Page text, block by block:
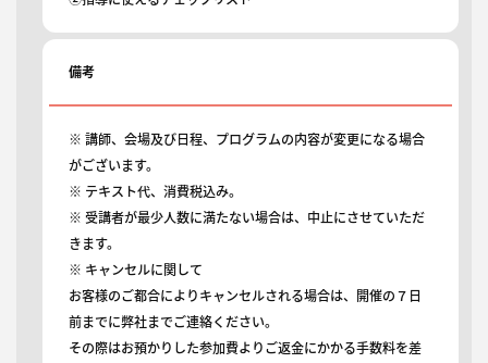
備考
※ 講師、会場及び日程、プログラムの内容が変更になる場合
がございます。
※ テキスト代、消費税込み。
※ 受講者が最少人数に満たない場合は、中止にさせていただ
きます。
※ キャンセルに関して
お客様のご都合によりキャンセルされる場合は、開催の７日
前までに弊社までご連絡ください。
その際はお預かりした参加費よりご返金にかかる手数料を差